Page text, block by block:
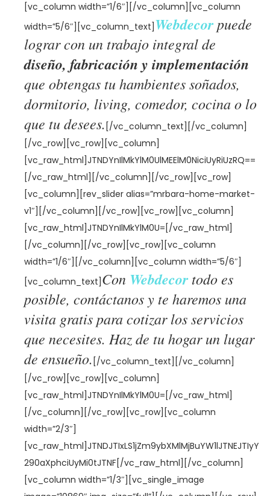
[vc_column width=”1/6″][/vc_column][vc_column
width=”5/6″][vc_column_text] Webdecorpuede
lograr con un trabajo integral de
diseño, fabricación y implementación
que obtengas tu hambientes soñados,
dormitorio, living, comedor, cocina o lo
que tu desees. [/vc_column_text][/vc_column]
[/vc_row][vc_row][vc_column]
[vc_raw_html]JTNDYnIlMkYlM0UlMEElM0NiciUyRiUzRQ==
[/vc_raw_html][/vc_column][/vc_row][vc_row]
[vc_column][rev_slider alias=”mrbara-home-market-
v1″][/vc_column][/vc_row][vc_row][vc_column]
[vc_raw_html]JTNDYnIlMkYlM0U=[/vc_raw_html]
[/vc_column][/vc_row][vc_row][vc_column
width=”1/6″][/vc_column][vc_column width=”5/6″]
[vc_column_text] Con Webdecortodo es
posible, contáctanos y te haremos una
visita gratis para cotizar los servicios
que necesites. Haz de tu hogar un lugar
de ensueño. [/vc_column_text][/vc_column]
[/vc_row][vc_row][vc_column]
[vc_raw_html]JTNDYnIlMkYlM0U=[/vc_raw_html]
[/vc_column][/vc_row][vc_row][vc_column
width=”2/3″]
[vc_raw_html]JTNDJTIxLS1jZm9ybXMlMjBuYW1lJTNEJTIyY
290aXphciUyMi0tJTNF[/vc_raw_html][/vc_column]
[vc_column width=”1/3″][vc_single_image